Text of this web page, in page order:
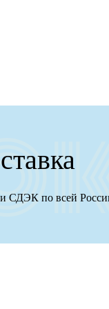
СДЭК по всей